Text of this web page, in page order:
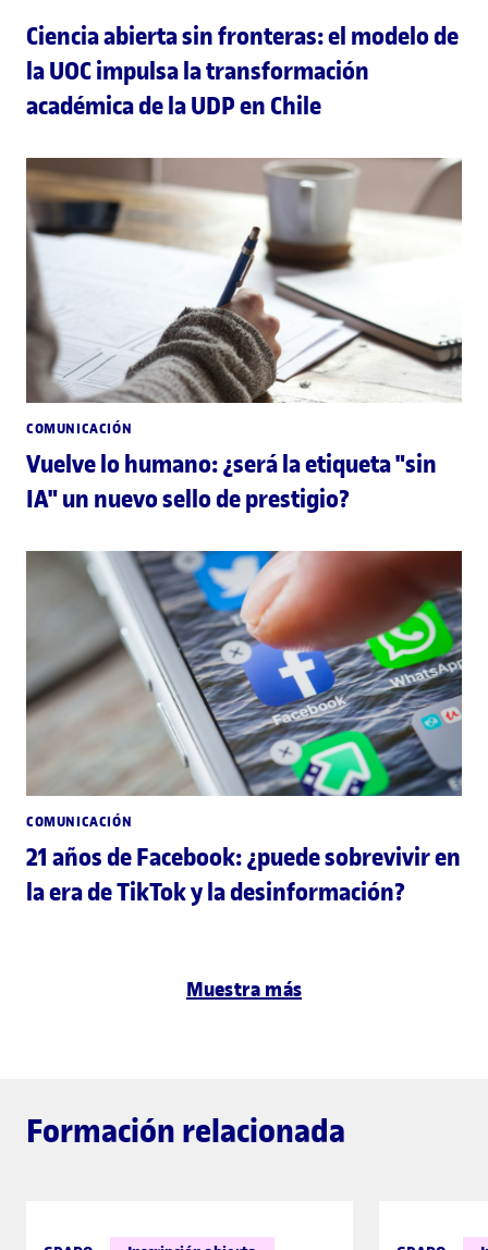
Ciencia abierta sin fronteras: el modelo de
la UOC impulsa la transformación
académica de la UDP en Chile
COMUNICACIÓN
Vuelve lo humano: ¿será la etiqueta "sin
IA" un nuevo sello de prestigio?
COMUNICACIÓN
21 años de Facebook: ¿puede sobrevivir en
la era de TikTok y la desinformación?
Muestra más
Formación relacionada